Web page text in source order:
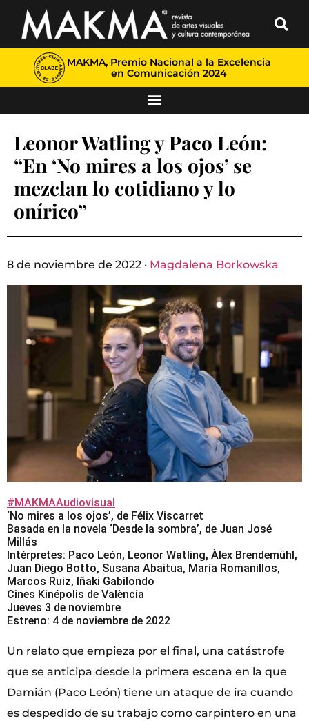
MAKMA, Premio Nacional a la Excelencia
en Comunicación 2024
Leonor Watling y Paco León:
“En ‘No mires a los ojos’ se
mezclan lo cotidiano y lo
onírico”
8 de noviembre de 2022 · Magdalena Borkowska
#MAKMAAudiovisual
‘No mires a los ojos’, de Félix Viscarret
Basada en la novela ‘Desde la sombra’, de Juan José
Millás
Intérpretes: Paco León, Leonor Watling, Àlex Brendemühl,
Juan Diego Botto, Susana Abaitua, María Romanillos,
Marcos Ruiz, Iñaki Gabilondo
Cines Kinépolis de València
Jueves 3 de noviembre
Estreno: 4 de noviembre de 2022
Un relato que empieza por el final, una catástrofe
que se anticipa desde la primera escena en la que
Damián (Paco León) tiene un ataque de ira cuando
es despedido de su trabajo como carpintero en una